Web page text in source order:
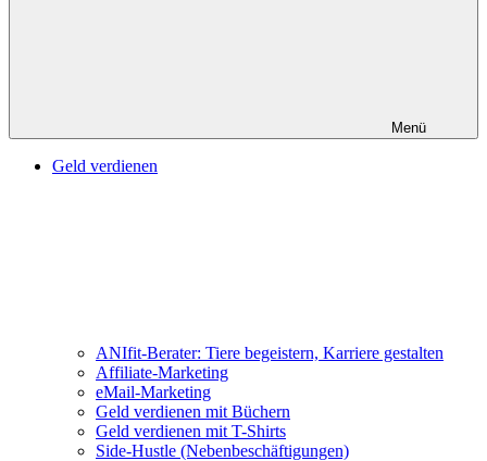
Menü
Geld verdienen
ANIfit-Berater: Tiere begeistern, Karriere gestalten
Affiliate-Marketing
eMail-Marketing
Geld verdienen mit Büchern
Geld verdienen mit T-Shirts
Side-Hustle (Nebenbeschäftigungen)